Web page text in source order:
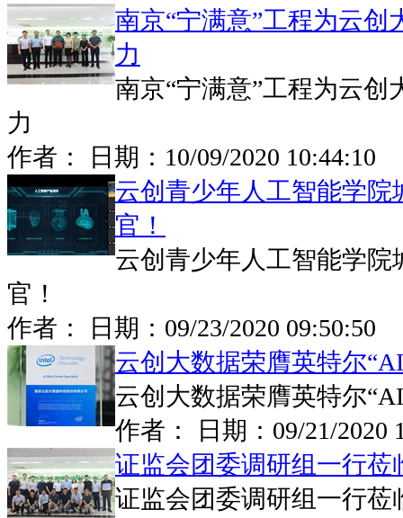
南京“宁满意”工程为云创
力
南京“宁满意”工程为云创
力
作者： 日期： 10/09/2020 10:44:10
云创青少年人工智能学
官！
云创青少年人工智能学
官！
作者： 日期： 09/23/2020 09:50:50
云创大数据荣膺英特尔
云创大数据荣膺英特尔
作者： 日期： 09/21/2020
证监会团委调研组一行
证监会团委调研组一行